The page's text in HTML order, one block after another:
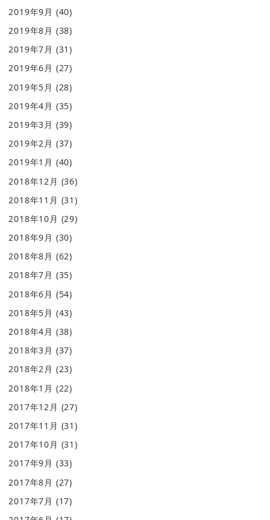
2019年9月 (40)
2019年8月 (38)
2019年7月 (31)
2019年6月 (27)
2019年5月 (28)
2019年4月 (35)
2019年3月 (39)
2019年2月 (37)
2019年1月 (40)
2018年12月 (36)
2018年11月 (31)
2018年10月 (29)
2018年9月 (30)
2018年8月 (62)
2018年7月 (35)
2018年6月 (54)
2018年5月 (43)
2018年4月 (38)
2018年3月 (37)
2018年2月 (23)
2018年1月 (22)
2017年12月 (27)
2017年11月 (31)
2017年10月 (31)
2017年9月 (33)
2017年8月 (27)
2017年7月 (17)